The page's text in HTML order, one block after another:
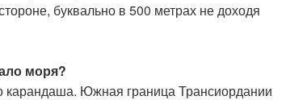
буквально в 500 метрах не доходя
моря?
карандаша. Южная граница Трансиордании